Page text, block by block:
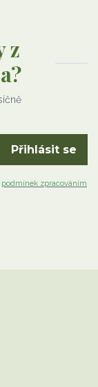
z
Přihlásit se
podmínek zpracováním